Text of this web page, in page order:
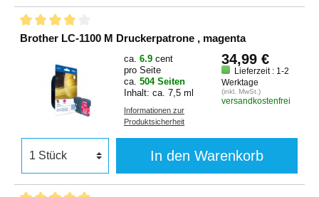
Brother LC-1100 M Druckerpatrone , magenta
ca. 6.9 cent
pro Seite
ca. 504 Seiten
Inhalt: ca. 7,5 ml
Informationen zur
Produktsicherheit
34,99 €
Lieferzeit : 1-2
Werktage
(inkl. MwSt.)
versandkostenfrei
In den Warenkorb